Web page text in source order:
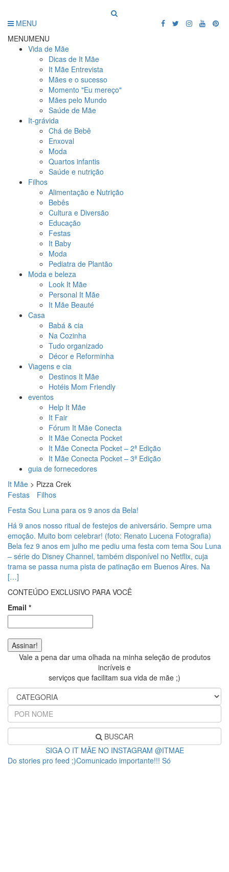
MENU
MENUMENU
Vida de Mãe
Dicas de It Mãe
It Mãe Entrevista
Mães e o sucesso
Momento "Eu mereço"
Mães pelo Mundo
Saúde de Mãe
It-grávida
Chá de Bebê
Enxoval
Moda
Quartos infantis
Saúde e nutrição
Filhos
Alimentação e Nutrição
Bebês
Cultura e Diversão
Educação
Festas
It Baby
Moda
Pediatra de Plantão
Moda e beleza
Look It Mãe
Personal It Mãe
It Mãe Beauté
Casa
Babá & cia
Na Cozinha
Tudo organizado
Décor e Reforminha
Viagens e cia
Destinos It Mãe
Hotéis Mom Friendly
eventos
Help It Mãe
It Fair
Fórum It Mãe Conecta
It Mãe Conecta Pocket
It Mãe Conecta Pocket – 2ª Edição
It Mãe Conecta Pocket – 3ª Edição
guia de fornecedores
It Mãe > Pizza Crek
Festas
Filhos
Festa Sou Luna para os 9 anos da Bela!
Há 9 anos nosso ritual de festejos de aniversário. Sempre uma
emoção. Muito bom celebrar! (foto: Renato Lucena Fotografia)
Bela fez 9 anos em julho me pediu uma festa com tema Sou Luna
– série do Disney Channel, também disponível no Netflix, cuja
trama se passa numa pista de patinação em Buenos Aires. Na
[…]
CONTEÚDO EXCLUSIVO PARA VOCÊ
Email *
Vale a pena dar uma olhada na minha seleção de produtos
incríveis e
serviços que facilitam sua vida de mãe ;)
BUSCAR
SIGA O IT MÃE NO INSTAGRAM @ITMAE
Do stories pro feed ;)Comunicado importante!!! Só